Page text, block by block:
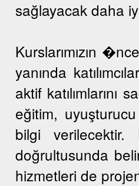
sağlayacak daha
Kurslarımızın
yanında
aktif
eğitim,
bilgi verilecektir.
doğrultusunda
hizmetleri de